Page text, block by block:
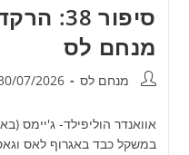
סיפור
מנחם לס
מחבר:מנחם לס פורסם:
07/2026
אוואנדר הוליפילד- ג'יימס